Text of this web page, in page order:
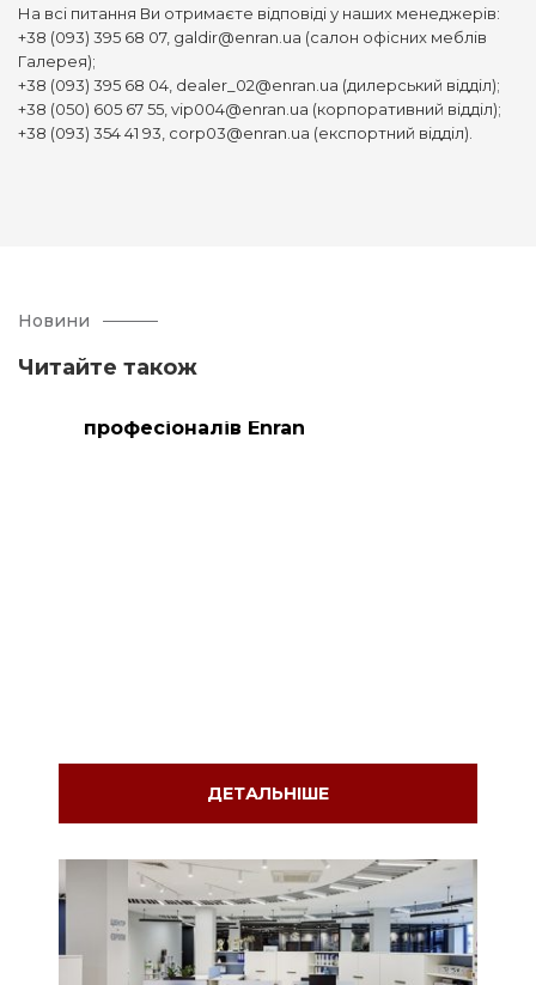
На всі питання Ви отримаєте відповіді у наших менеджерів:
+38 (093) 395 68 07, galdir@enran.ua (салон офісних меблів
Галерея);
+38 (093) 395 68 04, dealer_02@enran.ua (дилерський відділ);
+38 (050) 605 67 55, vip004@enran.ua (корпоративний відділ);
+38 (093) 354 41 93, corp03@enran.ua (експортний відділ).
Новини
Читайте також
професіоналів Enran
ДЕТАЛЬНІШЕ